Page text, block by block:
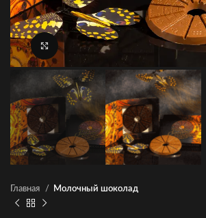
Нажмите для увеличения
Главная Молочный шоколад